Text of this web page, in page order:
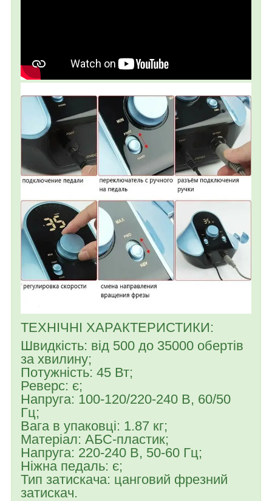
ТЕХНІЧНІ ХАРАКТЕРИСТИКИ:
Швидкість: від 500 до 35000 обертів
за хвилину;
Потужність: 45 Вт;
Реверс: є;
Напруга: 100-120/220-240 В, 60/50
Гц;
Вага в упаковці: 1.87 кг;
Матеріал: АБС-пластик;
Напруга: 220-240 В, 50-60 Гц;
Ніжна педаль: є;
Тип затискача: цанговий фрезний
затискач.